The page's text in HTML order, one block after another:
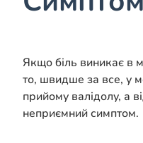
Якщо біль виникає в
то, швидше за все, у
прийому валідолу, а
неприємний симптом.